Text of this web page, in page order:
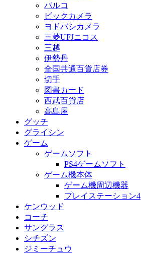
パルコ
ビックカメラ
ヨドバシカメラ
三菱UFJニコス
三越
伊勢丹
全国共通百貨店券
切手
図書カード
西武百貨店
高島屋
グッチ
グライシン
ゲーム
ゲームソフト
PS4ゲームソフト
ゲーム機本体
ゲーム機周辺機器
プレイステーション4
ケンウッド
コーチ
サングラス
シチズン
ジミーチュウ